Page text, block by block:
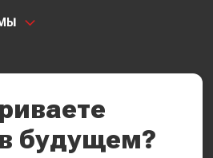
будущем?